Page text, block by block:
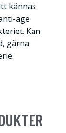
kännas
age
Kan
gärna